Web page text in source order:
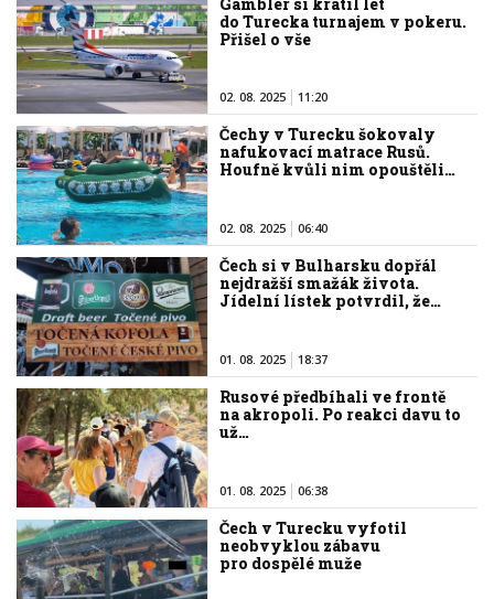
do Turecka turnajem v pokeru.
Přišel o vše
02. 08. 2025 11:20
Čechy v Turecku šokovaly
nafukovací matrace Rusů.
Houfně kvůli nim opouštěli…
02. 08. 2025 06:40
Čech si v Bulharsku dopřál
nejdražší smažák života.
Jídelní lístek potvrdil, že…
01. 08. 2025 18:37
Rusové předbíhali ve frontě
na akropoli. Po reakci davu to
už…
01. 08. 2025 06:38
Čech v Turecku vyfotil
neobvyklou zábavu
pro dospělé muže